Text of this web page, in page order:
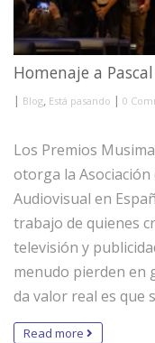
Homenaje a
| Blog, Está pasando | 0
Los Premios
otorga la
Audiovisual en
trabajo de quienes
televisión y
menudo pierden en
da valor real es que
Read more